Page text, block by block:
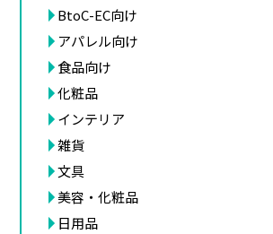
BtoC-EC向け
アパレル向け
食品向け
化粧品
インテリア
雑貨
文具
美容・化粧品
日用品